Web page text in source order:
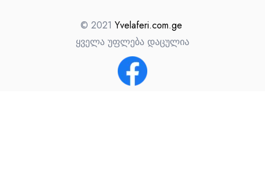
© 2021 Yvelaferi.com.ge
ყველა უფლება დაცულია